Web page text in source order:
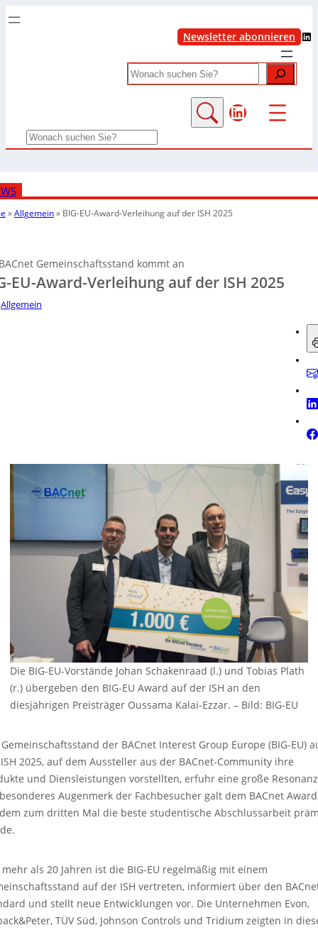
Newsletter abonnieren LinkedIn
Search
LinkedIn
Search
»Allgemein» BIG-EU-Award-Verleihung auf der ISH 2025
Gemeinschaftsstand kommt an
EU-Award-Verleihung auf der ISH 2025
Allgemein
Die BIG-EU-Vorstände Johan Schakenraad (l.) und Tobias Plath
(r.) übergeben den BIG-EU Award auf der ISH an den
diesjährigen Preisträger Oussama Kalai-Ezzar. – Bild: BIG-EU
der BACnet Interest Group Europe (BIG-EU)
2025, auf dem Aussteller aus der BACnet-Community ihre
und Diensleistungen vorstellten, erfuhr eine große
Augenmerk der Fachbesucher galt dem BACnet
zum dritten Mal die beste studentische Abschlussarbeit
mehr als 20 Jahren ist die BIG-EU regelmäßig mit einem
auf der ISH vertreten, informiert über den
und stellt neue Entwicklungen vor. Die Unternehmen Evon,
TÜV Süd, Johnson Controls und Tridium zeigten in